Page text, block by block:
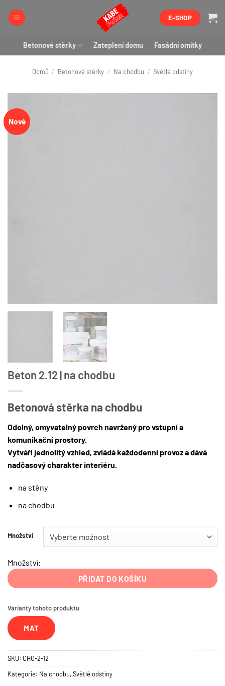
E-SHOP
Betonové stěrky Zateplení domu Fasádní omítky
Domů / Betonové stěrky / Na chodbu / Světlé odstíny
Nové
Beton 2.12 | na chodbu
Betonová stěrka na chodbu
Odolný, omyvatelný povrch navržený pro vstupní a
komunikační prostory.
Vytváří jednolitý vzhled, zvládá každodenní provoz a dává
nadčasový charakter interiéru.
na stěny
na chodbu
Množství
Množství:
PŘIDAT DO KOŠÍKU
Varianty tohoto produktu
MAT
SKU: CHO-2-12
Kategorie: Na chodbu,Světlé odstíny